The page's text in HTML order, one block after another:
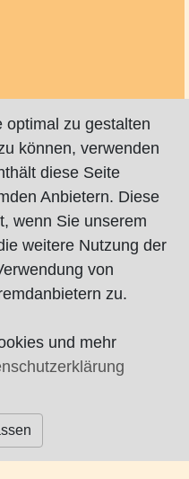
optimal zu gestalten
können, verwenden
diese Seite
Anbietern. Diese
wenn Sie unserem
weitere Nutzung der
von
zu.
und mehr